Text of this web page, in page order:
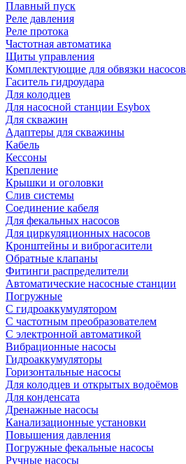
Плавный пуск
Реле давления
Реле протока
Частотная автоматика
Щиты управления
Комплектующие для обвязки насосов
Гаситель гидроудара
Для колодцев
Для насосной станции Esybox
Для скважин
Адаптеры для скважины
Кабель
Кессоны
Крепление
Крышки и оголовки
Слив системы
Соединение кабеля
Для фекальных насосов
Для циркуляционных насосов
Кронштейны и виброгасители
Обратные клапаны
Фитинги распределители
Автоматические насосные станции
Погружные
С гидроаккумулятором
С частотным преобразователем
С электронной автоматикой
Вибрационные насосы
Гидроаккумуляторы
Горизонтальные насосы
Для колодцев и открытых водоёмов
Для конденсата
Дренажные насосы
Канализационные установки
Повышения давления
Погружные фекальные насосы
Ручные насосы